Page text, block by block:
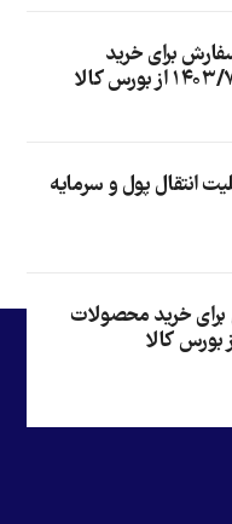
برای خرید
انتقال پول و سرمایه
برای خرید محصولات